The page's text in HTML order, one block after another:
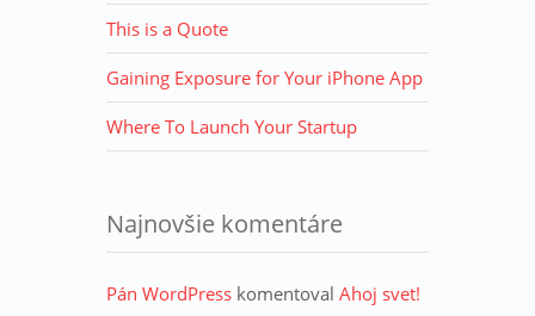
This is a Quote
Gaining Exposure for Your iPhone App
Where To Launch Your Startup
Najnovšie komentáre
Pán WordPress komentoval Ahoj svet!